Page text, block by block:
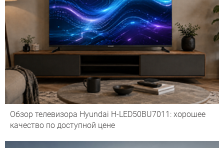
Обзор телевизора Hyundai H-LED50BU7011: хорошее
качество по доступной цене